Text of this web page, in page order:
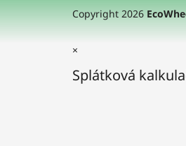
Copyright 2026
×
Splátková